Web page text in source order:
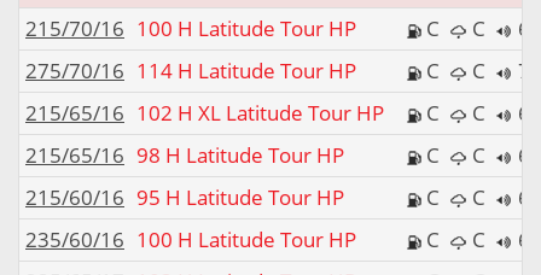
215/70/16 100 H Latitude Tour HP C C
275/70/16 114 H Latitude Tour HP C C
215/65/16 102 H XL Latitude Tour HP C C
215/65/16 98 H Latitude Tour HP C C
215/60/16 95 H Latitude Tour HP C C
235/60/16 100 H Latitude Tour HP C C